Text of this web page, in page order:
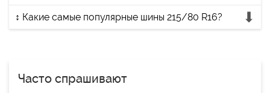
↕ Какие самые популярные шины 215/80 R16?
Часто спрашивают